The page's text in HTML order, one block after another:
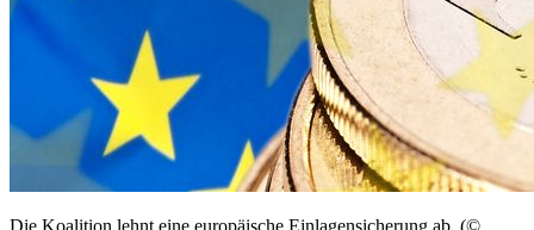
Die Koalition lehnt eine europäische Einlagensicherung ab. (©